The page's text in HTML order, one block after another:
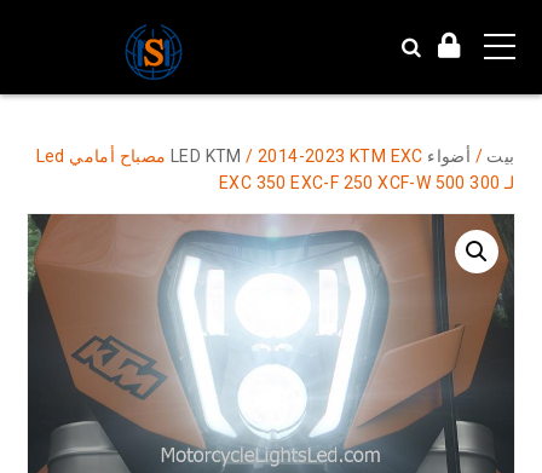
بيت / أضواء LED KTM
/ 2014-2023 KTM EXC مصباح أمامي Led
لـ 300 500 EXC 350 EXC-F 250 XCF-W